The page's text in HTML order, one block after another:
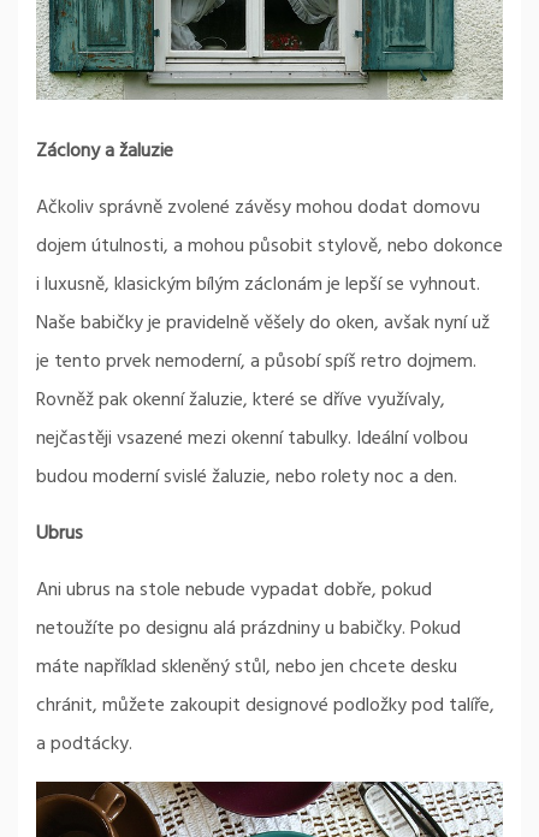
Záclony a žaluzie
Ačkoliv správně zvolené závěsy mohou dodat domovu
dojem útulnosti, a mohou působit stylově, nebo dokonce
i luxusně, klasickým bílým záclonám je lepší se vyhnout.
Naše babičky je pravidelně věšely do oken, avšak nyní už
je tento prvek nemoderní, a působí spíš retro dojmem.
Rovněž pak okenní žaluzie, které se dříve využívaly,
nejčastěji vsazené mezi okenní tabulky. Ideální volbou
budou moderní svislé žaluzie, nebo rolety noc a den.
Ubrus
Ani ubrus na stole nebude vypadat dobře, pokud
netoužíte po designu alá prázdniny u babičky. Pokud
máte například skleněný stůl, nebo jen chcete desku
chránit, můžete zakoupit designové podložky pod talíře,
a podtácky.